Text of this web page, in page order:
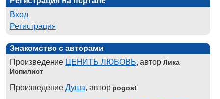
Вход
Регистрация
Знакомство с авторами
Произведение ЦЕНИТЬ ЛЮБОВЬ, автор Лика
Испилист
Произведение Душа, автор pogost